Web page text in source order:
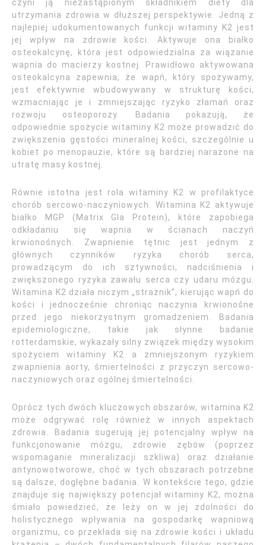
czyni ją niezastąpionym składnikiem diety dla
utrzymania zdrowia w dłuższej perspektywie. Jedną z
najlepiej udokumentowanych funkcji witaminy K2 jest
jej wpływ na zdrowie kości. Aktywuje ona białko
osteokalcynę, która jest odpowiedzialna za wiązanie
wapnia do macierzy kostnej. Prawidłowo aktywowana
osteokalcyna zapewnia, że wapń, który spożywamy,
jest efektywnie wbudowywany w strukturę kości,
wzmacniając je i zmniejszając ryzyko złamań oraz
rozwoju osteoporozy. Badania pokazują, że
odpowiednie spożycie witaminy K2 może prowadzić do
zwiększenia gęstości mineralnej kości, szczególnie u
kobiet po menopauzie, które są bardziej narażone na
utratę masy kostnej.
Równie istotna jest rola witaminy K2 w profilaktyce
chorób sercowo-naczyniowych. Witamina K2 aktywuje
białko MGP (Matrix Gla Protein), które zapobiega
odkładaniu się wapnia w ścianach naczyń
krwionośnych. Zwapnienie tętnic jest jednym z
głównych czynników ryzyka chorób serca,
prowadzącym do ich sztywności, nadciśnienia i
zwiększonego ryzyka zawału serca czy udaru mózgu.
Witamina K2 działa niczym „strażnik”, kierując wapń do
kości i jednocześnie chroniąc naczynia krwionośne
przed jego niekorzystnym gromadzeniem. Badania
epidemiologiczne, takie jak słynne badanie
rotterdamskie, wykazały silny związek między wysokim
spożyciem witaminy K2 a zmniejszonym ryzykiem
zwapnienia aorty, śmiertelności z przyczyn sercowo-
naczyniowych oraz ogólnej śmiertelności.
Oprócz tych dwóch kluczowych obszarów, witamina K2
może odgrywać rolę również w innych aspektach
zdrowia. Badania sugerują jej potencjalny wpływ na
funkcjonowanie mózgu, zdrowie zębów (poprzez
wspomaganie mineralizacji szkliwa) oraz działanie
antynowotworowe, choć w tych obszarach potrzebne
są dalsze, dogłębne badania. W kontekście tego, gdzie
znajduje się największy potencjał witaminy K2, można
śmiało powiedzieć, że leży on w jej zdolności do
holistycznego wpływania na gospodarkę wapniową
organizmu, co przekłada się na zdrowie kości i układu